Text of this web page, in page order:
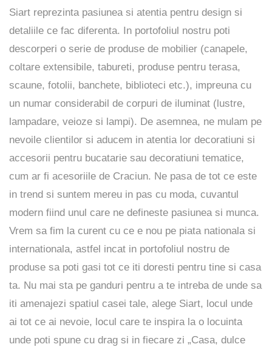
Siart reprezinta pasiunea si atentia pentru design si
detaliile ce fac diferenta. In portofoliul nostru poti
descorperi o serie de produse de mobilier (canapele,
coltare extensibile, tabureti, produse pentru terasa,
scaune, fotolii, banchete, biblioteci etc.), impreuna cu
un numar considerabil de corpuri de iluminat (lustre,
lampadare, veioze si lampi). De asemnea, ne mulam pe
nevoile clientilor si aducem in atentia lor decoratiuni si
accesorii pentru bucatarie sau decoratiuni tematice,
cum ar fi acesoriile de Craciun. Ne pasa de tot ce este
in trend si suntem mereu in pas cu moda, cuvantul
modern fiind unul care ne defineste pasiunea si munca.
Vrem sa fim la curent cu ce e nou pe piata nationala si
internationala, astfel incat in portofoliul nostru de
produse sa poti gasi tot ce iti doresti pentru tine si casa
ta. Nu mai sta pe ganduri pentru a te intreba de unde sa
iti amenajezi spatiul casei tale, alege Siart, locul unde
ai tot ce ai nevoie, locul care te inspira la o locuinta
unde poti spune cu drag si in fiecare zi „Casa, dulce